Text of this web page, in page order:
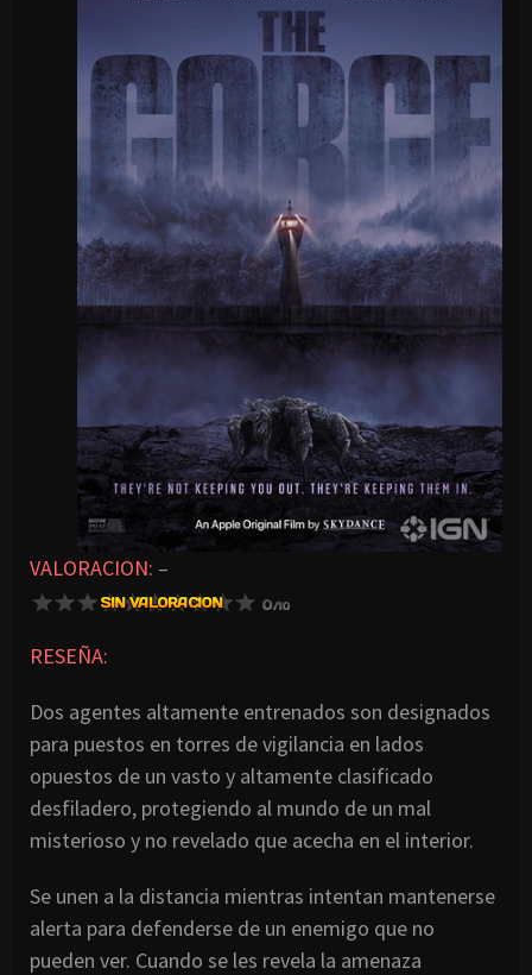
VALORACION: –
RESEÑA:
Dos agentes altamente entrenados son designados
para puestos en torres de vigilancia en lados
opuestos de un vasto y altamente clasificado
desfiladero, protegiendo al mundo de un mal
misterioso y no revelado que acecha en el interior.
Se unen a la distancia mientras intentan mantenerse
alerta para defenderse de un enemigo que no
pueden ver. Cuando se les revela la amenaza